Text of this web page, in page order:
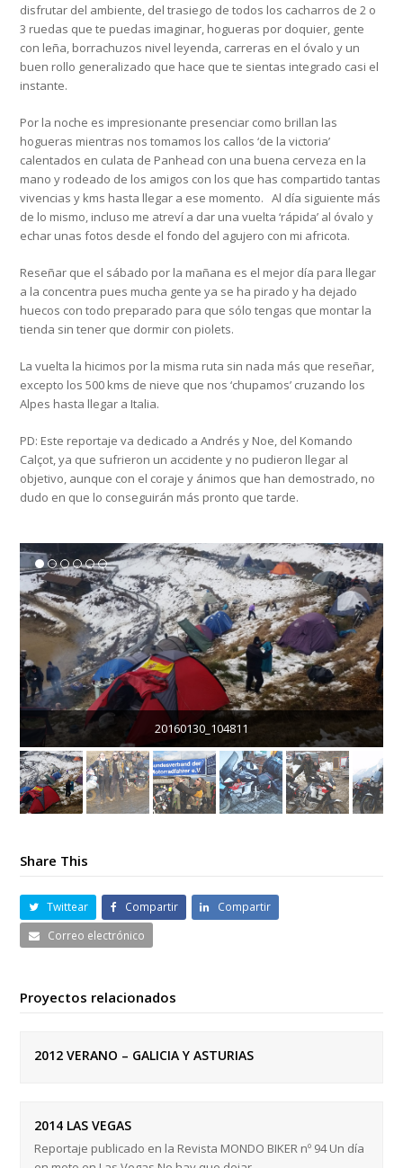
disfrutar del ambiente, del trasiego de todos los cacharros de 2 o
3 ruedas que te puedas imaginar, hogueras por doquier, gente
con leña, borrachuzos nivel leyenda, carreras en el óvalo y un
buen rollo generalizado que hace que te sientas integrado casi el
instante.
Por la noche es impresionante presenciar como brillan las
hogueras mientras nos tomamos los callos ‘de la victoria’
calentados en culata de Panhead con una buena cerveza en la
mano y rodeado de los amigos con los que has compartido tantas
vivencias y kms hasta llegar a ese momento. Al día siguiente más
de lo mismo, incluso me atreví a dar una vuelta ‘rápida’ al óvalo y
echar unas fotos desde el fondo del agujero con mi africota.
Reseñar que el sábado por la mañana es el mejor día para llegar
a la concentra pues mucha gente ya se ha pirado y ha dejado
huecos con todo preparado para que sólo tengas que montar la
tienda sin tener que dormir con piolets.
La vuelta la hicimos por la misma ruta sin nada más que reseñar,
excepto los 500 kms de nieve que nos ‘chupamos’ cruzando los
Alpes hasta llegar a Italia.
PD: Este reportaje va dedicado a Andrés y Noe, del Komando
Calçot, ya que sufrieron un accidente y no pudieron llegar al
objetivo, aunque con el coraje y ánimos que han demostrado, no
dudo en que lo conseguirán más pronto que tarde.
20160130_104811
Share This
Twittear Compartir
Compartir
Correo electrónico
Proyectos relacionados
2012 VERANO – GALICIA Y ASTURIAS
2014 LAS VEGAS
Reportaje publicado en la Revista MONDO BIKER nº 94 Un día